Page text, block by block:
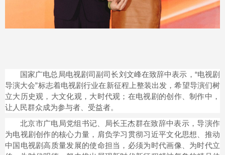
国家广电总局电视剧司副司长刘文峰在致辞中表示，“电视剧
导演大会”标志着电视剧行业在新征程上整装出发，希望导演们树
立大历史观，大文化观，大时代观；在电视剧的创作、制作中，
让人民群众成为参与者、受益者。
北京市广电局党组书记、局长王杰群在致辞中表示，导演作
为电视剧创作的核心力量，肩负学习贯彻习近平文化思想、推动
中国电视剧高质量发展的使命担当，必须为时代画像、为时代立